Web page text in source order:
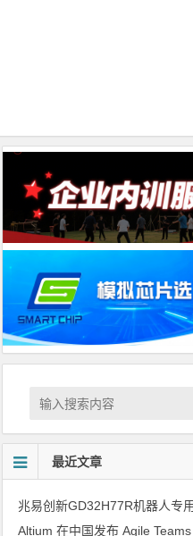
最近文章
Altium 在中国发布 Agile Teams